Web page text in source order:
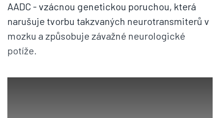
AADC - vzácnou genetickou poruchou, která
narušuje tvorbu takzvaných neurotransmiterů v
mozku a způsobuje závažné neurologické
potíže.